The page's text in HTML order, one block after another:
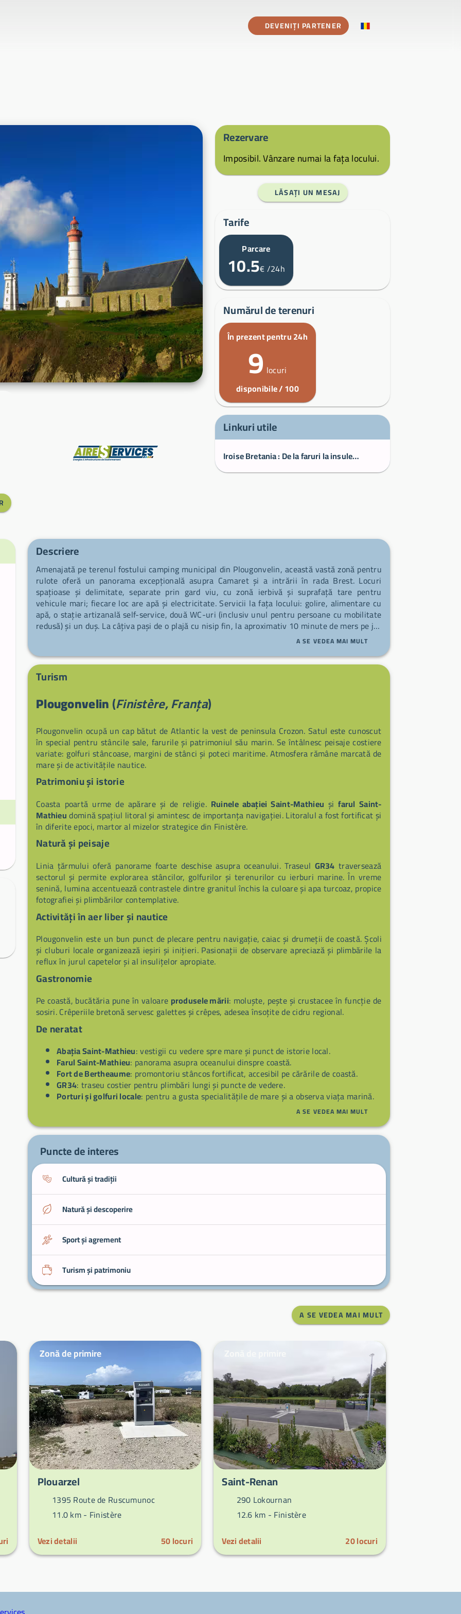
DEVENIȚI PARTENER
Producător
Rezervare
Imposibil. Vânzare numai la fața locului.
LĂSAȚI UN MESAJ
Tarife
Parcare
10.5€/24h
Numărul de terenuri
În prezent pentru 24h
9 locuri
disponibile / 100
Linkuri utile
Iroise Bretania : De la faruri la insule, Le Conquet Ouessant Portsall
Descriere
Amenajată pe terenul fostului camping municipal din Plougonvelin, această vastă zonă pentru
rulote oferă un panorama excepțională asupra Camaret și a intrării în rada Brest. Locuri
spațioase și delimitate, separate prin gard viu, cu zonă ierbivă și suprafață tare pentru
vehicule mari; fiecare loc are apă și electricitate. Servicii la fața locului: golire, alimentare cu
apă, o stație artizanală self-service, două WC-uri (inclusiv unul pentru persoane cu mobilitate
redusă) și un duș. La câțiva pași de o plajă cu nisip fin, la aproximativ 10 minute de mers pe jos
de magazine și în imediata apropiere a unui cap natural și a unui fort costier — un punct de
plecare ideal pentru drumeții lungi de-a lungul GR34 și pentru a te bucura de frumoase
plimbări de coastă.
A SE VEDEA MAI MULT
Turism
Plougonvelin(Finistère, Franța)
Plougonvelin ocupă un cap bătut de Atlantic la vest de peninsula Crozon. Satul este cunoscut
în special pentru stâncile sale, farurile și patrimoniul său marin. Se întâlnesc peisaje costiere
variate: golfuri stâncoase, margini de stânci și poteci maritime. Atmosfera rămâne marcată de
mare și de activitățile nautice.
Patrimoniu și istorie
Coasta poartă urme de apărare și de religie. Ruinele abației Saint-Mathieu șifarul Saint-
Mathieudomină spațiul litoral și amintesc de importanța navigației. Litoralul a fost fortificat și
în diferite epoci, martor al mizelor strategice din Finistère.
Natură și peisaje
Linia țărmului oferă panorame foarte deschise asupra oceanului. Traseul GR34 traversează
sectorul și permite explorarea stâncilor, golfurilor și terenurilor cu ierburi marine. În vreme
senină, lumina accentuează contrastele dintre granitul închis la culoare și apa turcoaz, propice
fotografiei și plimbărilor contemplative.
Activități în aer liber și nautice
Plougonvelin este un bun punct de plecare pentru navigație, caiac și drumeții de coastă. Școli
și cluburi locale organizează ieșiri și inițieri. Pasionații de observare apreciază și plimbările la
reflux în jurul capetelor și al insulițelor apropiate.
Gastronomie
Pe coastă, bucătăria pune în valoare produsele mării: moluște, pește și crustacee în funcție de
sosiri. Crêperiile bretonă servesc galettes și crêpes, adesea însoțite de cidru regional.
De neratat
Abația Saint-Mathieu: vestigii cu vedere spre mare și punct de istorie local.
Farul Saint-Mathieu: panorama asupra oceanului dinspre coastă.
Fort de Bertheaume: promontoriu stâncos fortificat, accesibil pe cărările de coastă.
GR34: traseu costier pentru plimbări lungi și puncte de vedere.
Porturi și golfuri locale: pentru a gusta specialitățile de mare și a observa viața marină.
A SE VEDEA MAI MULT
Puncte de interes
Cultură și tradiții
Natură și descoperire
Sport și agrement
Turism și patrimoniu
A SE VEDEA MAI MULT
Zonă de primire
Plouarzel
1395 Route de Ruscumunoc
11.0 km - Finistère
Vezi detalii
50locuri
Saint-Renan
290 Lokournan
12.6 km - Finistère
Vezi detalii
20locuri